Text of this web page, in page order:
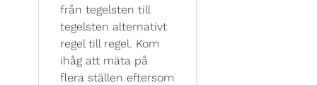
från tegelsten till
tegelsten alternativt
regel till regel. Kom
ihåg att mäta på
flera ställen eftersom